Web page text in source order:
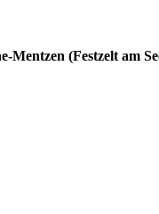
Mentzen (Festzelt am